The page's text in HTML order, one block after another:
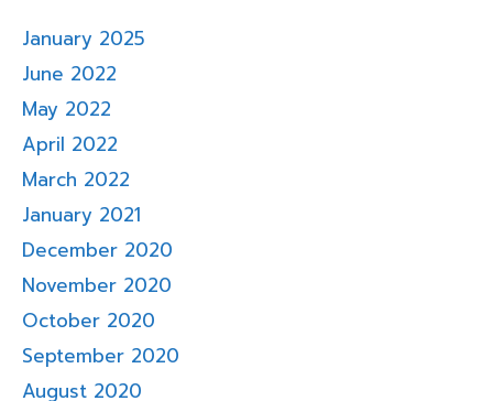
January 2025
June 2022
May 2022
April 2022
March 2022
January 2021
December 2020
November 2020
October 2020
September 2020
August 2020